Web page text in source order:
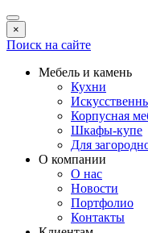
×
Поиск на сайте
Мебель и камень
Кухни
Корпусная
Шкафы-купе
Для
О компании
О нас
Новости
Портфолио
Контакты